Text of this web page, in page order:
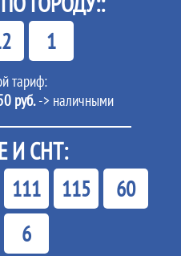
1
тариф:
руб.-> наличными
И СНТ:
111 115
60
6